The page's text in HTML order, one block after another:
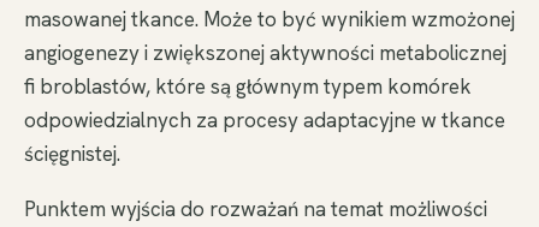
masowanej tkance. Może to być wynikiem wzmożonej
angiogenezy i zwiększonej aktywności metabolicznej
fi broblastów, które są głównym typem komórek
odpowiedzialnych za procesy adaptacyjne w tkance
ścięgnistej.
Punktem wyjścia do rozważań na temat możliwości